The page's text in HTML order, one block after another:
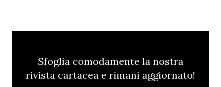
Sfoglia comodamente la nostra
rivista cartacea e rimani aggiornato!